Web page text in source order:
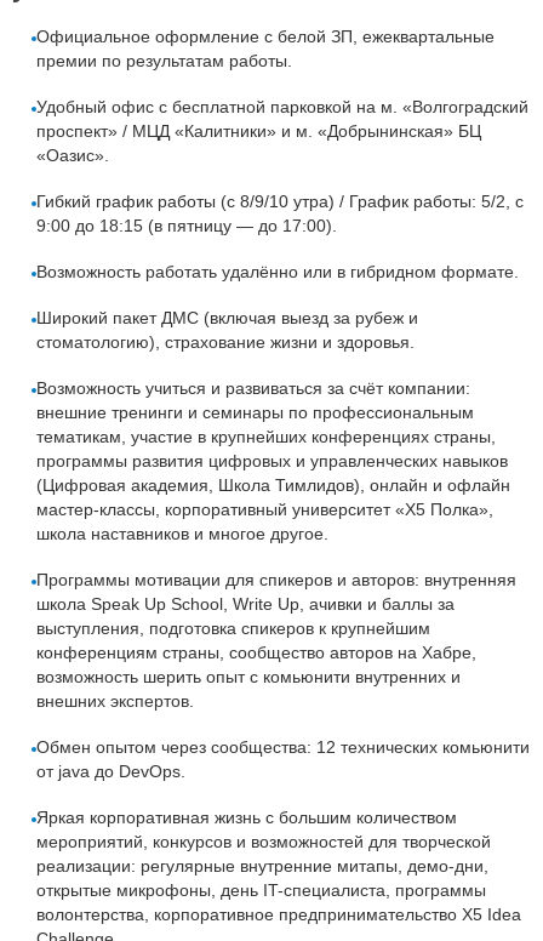
Официальное оформление с белой ЗП, ежеквартальные
премии по результатам работы.
Удобный офис с бесплатной парковкой на м. «Волгоградский
проспект» / МЦД «Калитники» и м. «Добрынинская» БЦ
«Оазис».
Гибкий график работы (с 8/9/10 утра) / График работы: 5/2, с
9:00 до 18:15 (в пятницу — до 17:00).
Возможность работать удалённо или в гибридном формате.
Широкий пакет ДМС (включая выезд за рубеж и
стоматологию), страхование жизни и здоровья.
Возможность учиться и развиваться за счёт компании:
внешние тренинги и семинары по профессиональным
тематикам, участие в крупнейших конференциях страны,
программы развития цифровых и управленческих навыков
(Цифровая академия, Школа Тимлидов), онлайн и офлайн
мастер-классы, корпоративный университет «X5 Полка»,
школа наставников и многое другое.
Программы мотивации для спикеров и авторов: внутренняя
школа Speak Up School, Write Up, ачивки и баллы за
выступления, подготовка спикеров к крупнейшим
конференциям страны, сообщество авторов на Хабре,
возможность шерить опыт с комьюнити внутренних и
внешних экспертов.
Обмен опытом через cообщества: 12 технических комьюнити
от java до DevOps.
Яркая корпоративная жизнь с большим количеством
мероприятий, конкурсов и возможностей для творческой
реализации: регулярные внутренние митапы, демо-дни,
открытые микрофоны, день IT-специалиста, программы
волонтерства, корпоративное предпринимательство X5 Idea